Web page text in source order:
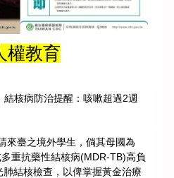
權教育
結核病防治提醒：咳嗽超過2週
來臺之境外學生，倘其母國為
重抗藥性結核病(MDR-TB)高負
結核檢查，以俾掌握黃金治療